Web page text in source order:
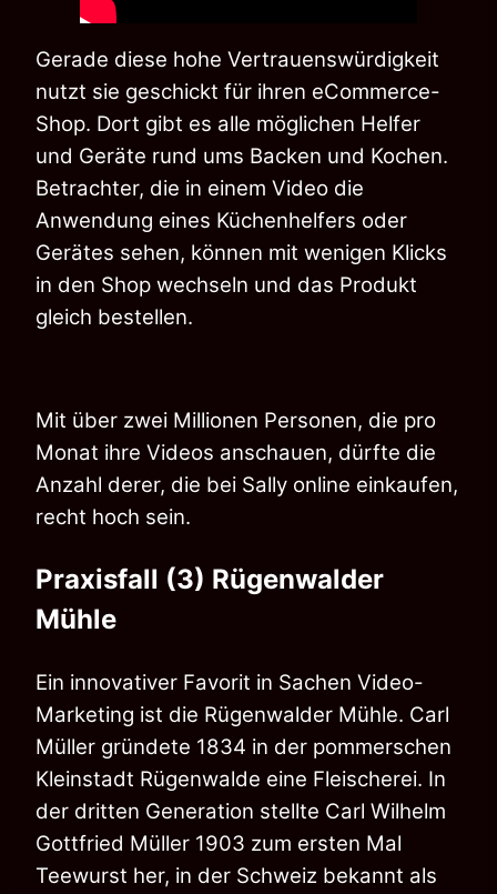
Gerade diese hohe Vertrauenswürdigkeit
nutzt sie geschickt für ihren eCommerce-
Shop. Dort gibt es alle möglichen Helfer
und Geräte rund ums Backen und Kochen.
Betrachter, die in einem Video die
Anwendung eines Küchenhelfers oder
Gerätes sehen, können mit wenigen Klicks
in den Shop wechseln und das Produkt
gleich bestellen.
Mit über zwei Millionen Personen, die pro
Monat ihre Videos anschauen, dürfte die
Anzahl derer, die bei Sally online einkaufen,
recht hoch sein.
Praxisfall (3) Rügenwalder
Mühle
Ein innovativer Favorit in Sachen Video-
Marketing ist die Rügenwalder Mühle. Carl
Müller gründete 1834 in der pommerschen
Kleinstadt Rügenwalde eine Fleischerei. In
der dritten Generation stellte Carl Wilhelm
Gottfried Müller 1903 zum ersten Mal
Teewurst her, in der Schweiz bekannt als